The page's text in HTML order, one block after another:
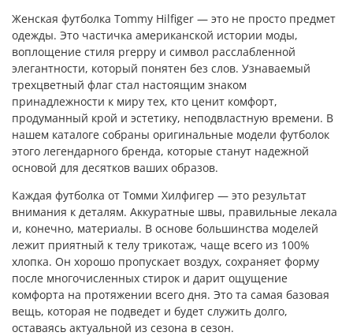
Женская футболка Tommy Hilfiger — это не просто предмет
одежды. Это частичка американской истории моды,
воплощение стиля preppy и символ расслабленной
элегантности, который понятен без слов. Узнаваемый
трехцветный флаг стал настоящим знаком
принадлежности к миру тех, кто ценит комфорт,
продуманный крой и эстетику, неподвластную времени. В
нашем каталоге собраны оригинальные модели футболок
этого легендарного бренда, которые станут надежной
основой для десятков ваших образов.
Каждая футболка от Томми Хилфигер — это результат
внимания к деталям. Аккуратные швы, правильные лекала
и, конечно, материалы. В основе большинства моделей
лежит приятный к телу трикотаж, чаще всего из 100%
хлопка. Он хорошо пропускает воздух, сохраняет форму
после многочисленных стирок и дарит ощущение
комфорта на протяжении всего дня. Это та самая базовая
вещь, которая не подведет и будет служить долго,
оставаясь актуальной из сезона в сезон.